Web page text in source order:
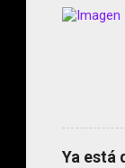
Ya está